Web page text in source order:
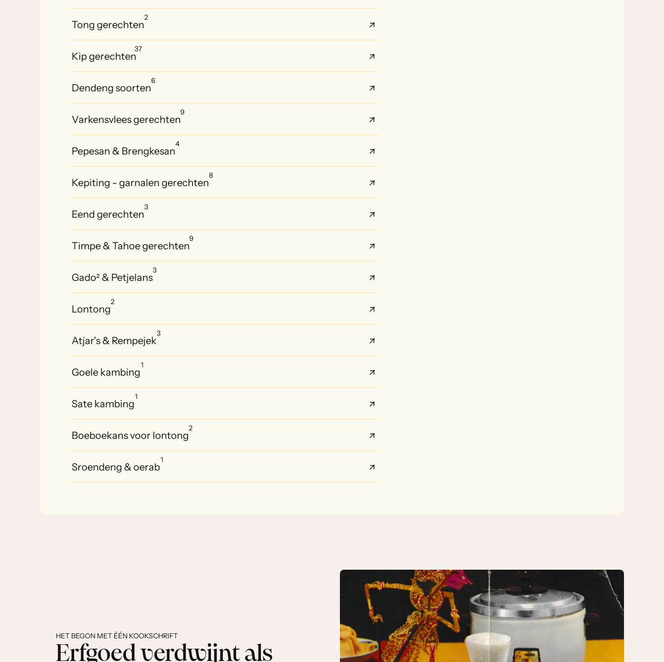
Tong gerechten
2
Kip gerechten
37
Dendeng soorten
6
Varkensvlees gerechten
9
Pepesan & Brengkesan
4
Kepiting - garnalen gerechten
8
Eend gerechten
3
Timpe & Tahoe gerechten
9
Gado² & Petjelans
3
Lontong
2
Atjar's & Rempejek
3
Goele kambing
1
Sate kambing
1
Boeboekans voor lontong
2
Sroendeng & oerab
1
HET BEGON MET ÉÉN KOOKSCHRIFT
Erfgoed verdwijnt als